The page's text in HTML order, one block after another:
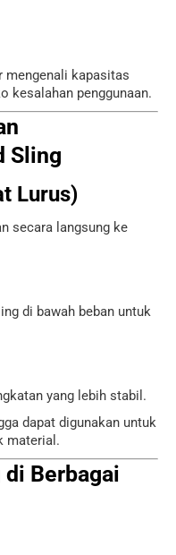
mengenali kapasitas
kesalahan penggunaan.
Sling
Lurus)
secara langsung ke
di bawah beban untuk
yang lebih stabil.
dapat digunakan untuk
material.
Berbagai